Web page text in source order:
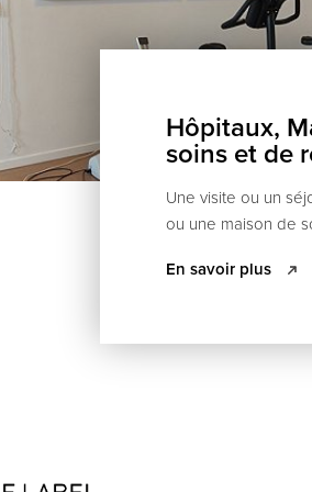
Hôpitaux,
soins et de
Une visite ou un
ou une maison de
qu’une étude
soignant, des
En savoir plus